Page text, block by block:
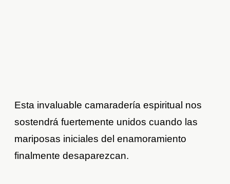
Esta invaluable camaradería espiritual nos
sostendrá fuertemente unidos cuando las
mariposas iniciales del enamoramiento
finalmente desaparezcan.